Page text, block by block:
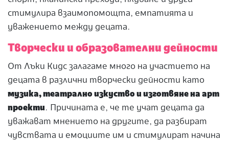
стимулира взаимопомощта, емпатията и
уважението между децата.
Творчески и образователни дейности
От Лъки Кидс залагаме много на участието на
децата в различни творчески дейности като
музика, театрално изкуство и изготвяне на арт
проекти. Причината е, че те учат децата да
уважават мнението на другите, да разбират
чувствата и емоциите им и стимулират начина